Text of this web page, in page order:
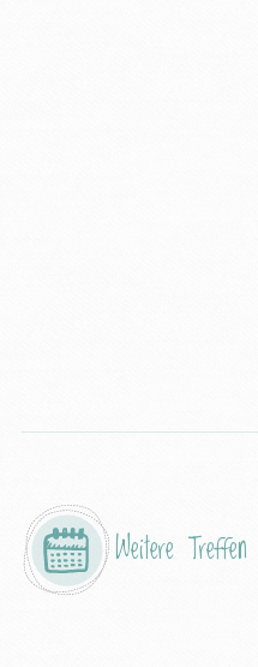
Weitere